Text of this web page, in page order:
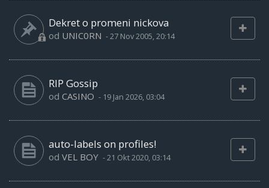
Dekret o promeni nickova
od UNIC0RN -27 Nov 2005, 20:14
RIP Gossip
od CASINO - 19 Jan 2026, 03:04
auto-labels on profiles!
od VEL BOY -21 Okt 2020, 03:14